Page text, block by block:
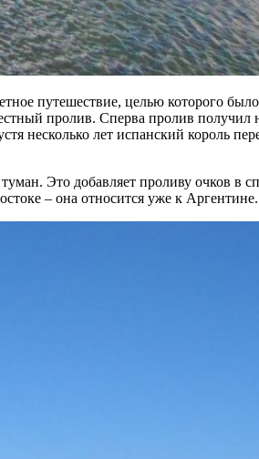
путешествие, целью которого
пролив. Сперва пролив получил
несколько лет испанский король
Это добавляет проливу очков в
– она относится уже к Аргентине.